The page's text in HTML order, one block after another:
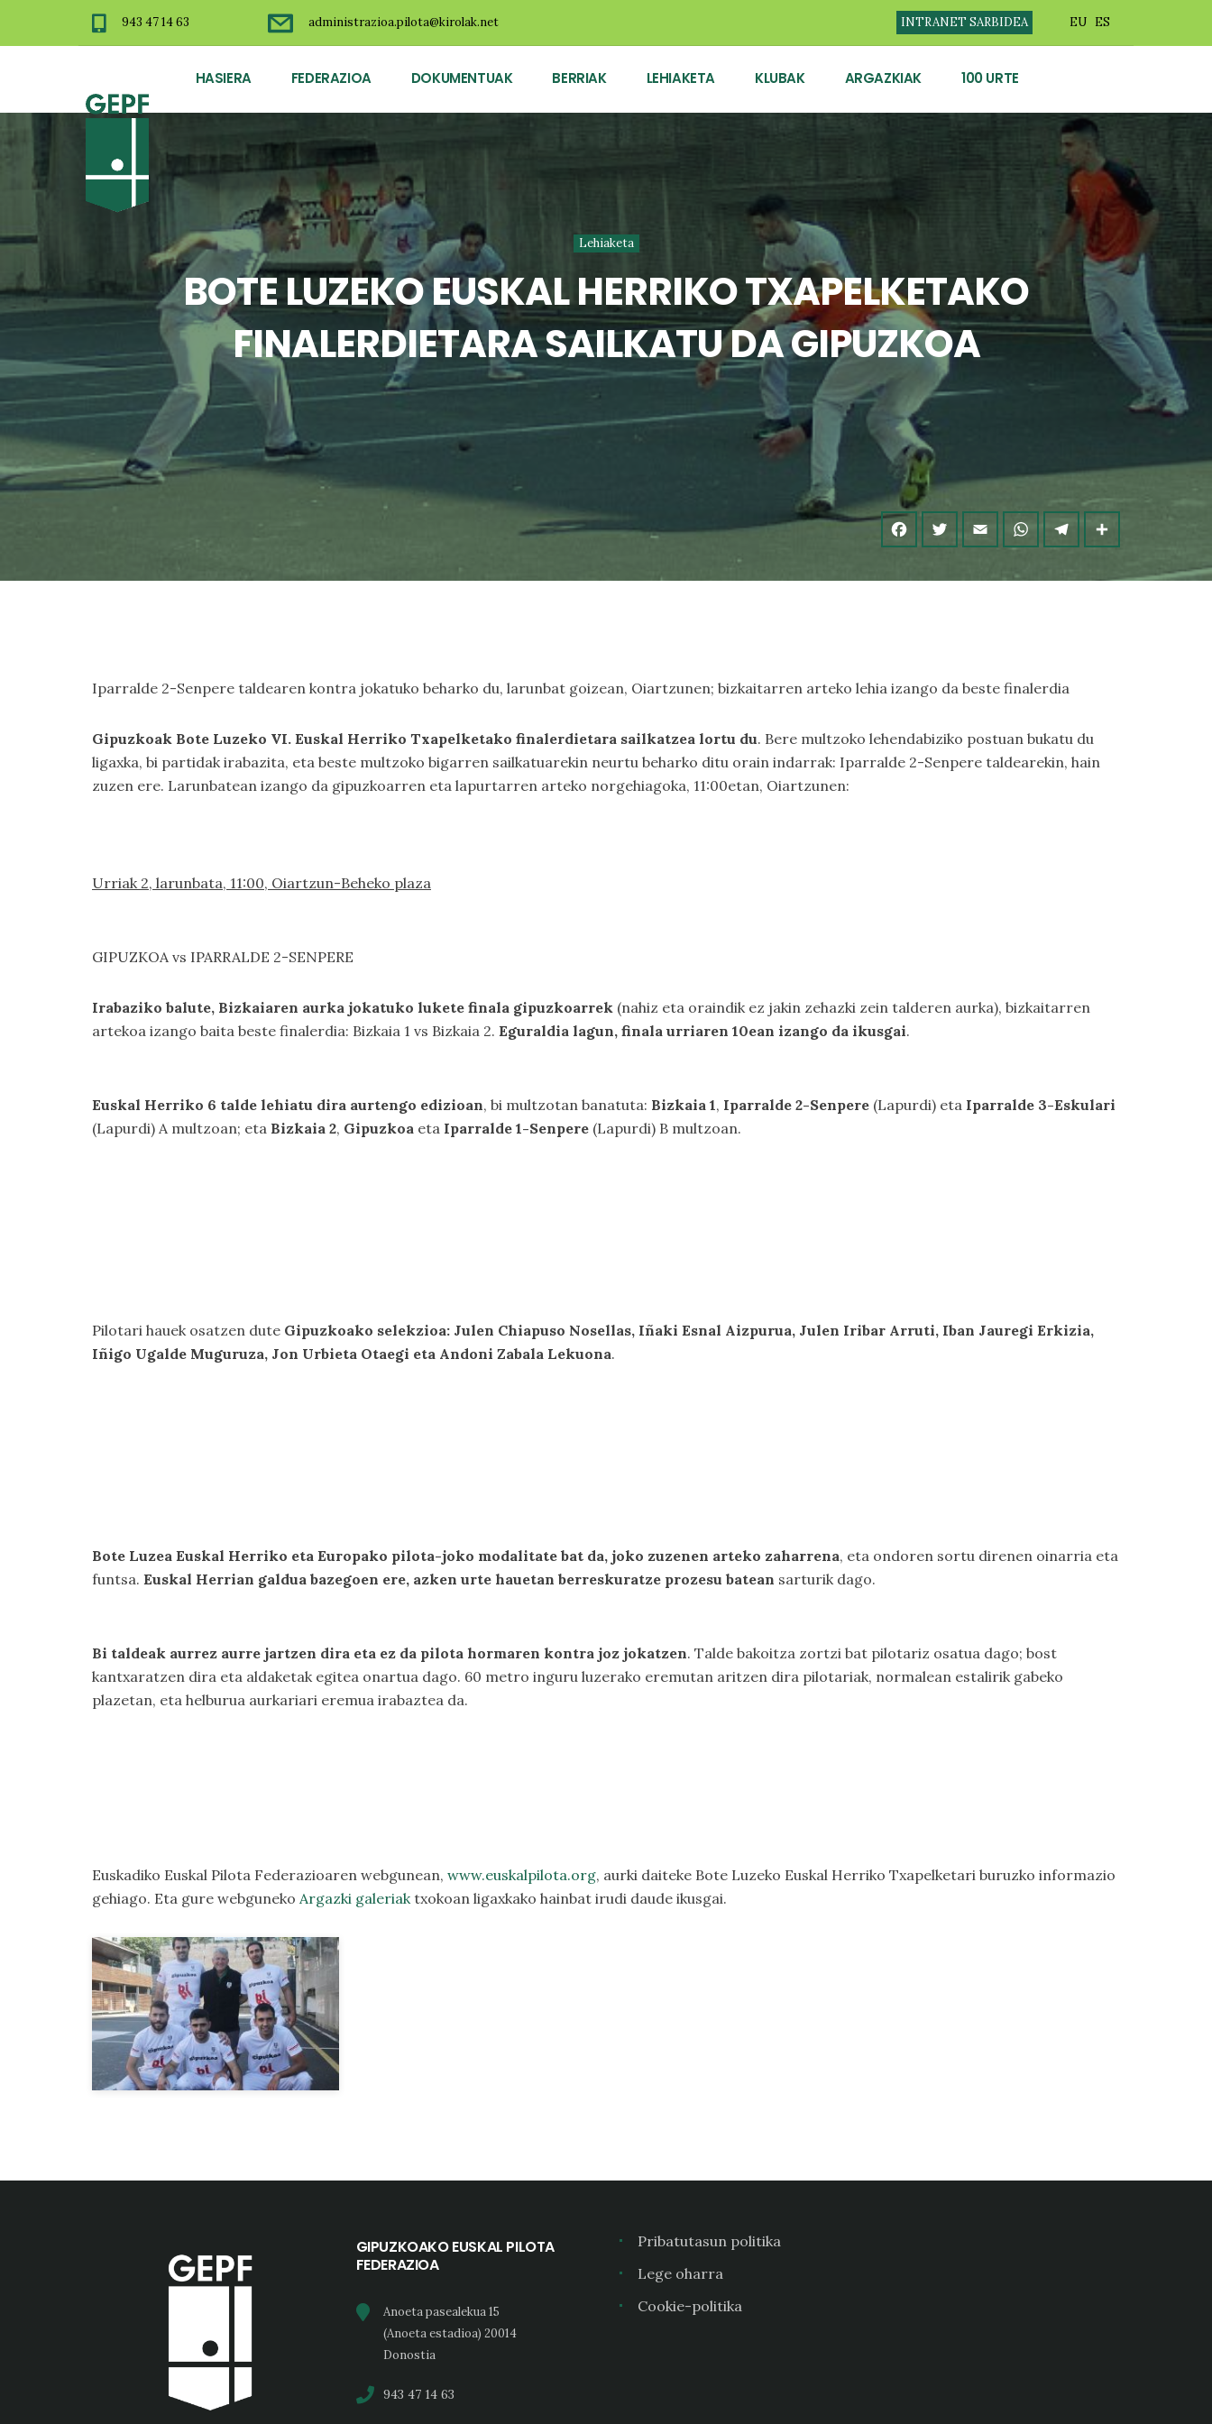
943 47 14 63 administrazioa.pilota@kirolak.net INTRANET SARBIDEA EU ES
HASIERA FEDERAZIOA DOKUMENTUAK BERRIAK LEHIAKETA KLUBAK ARGAZKIAK 100 URTE
Lehiaketa
BOTE LUZEKO EUSKAL HERRIKO TXAPELKETAKO
FINALERDIETARA SAILKATU DA GIPUZKOA
Iparralde 2-Senpere taldearen kontra jokatuko beharko du, larunbat goizean, Oiartzunen; bizkaitarren arteko lehia izango da beste finalerdia
Gipuzkoak Bote Luzeko VI. Euskal Herriko Txapelketako finalerdietara sailkatzea lortu du. Bere multzoko lehendabiziko postuan bukatu du
ligaxka, bi partidak irabazita, eta beste multzoko bigarren sailkatuarekin neurtu beharko ditu orain indarrak: Iparralde 2-Senpere taldearekin, hain
zuzen ere. Larunbatean izango da gipuzkoarren eta lapurtarren arteko norgehiagoka, 11:00etan, Oiartzunen:
Urriak 2, larunbata, 11:00, Oiartzun-Beheko plaza
GIPUZKOA vs IPARRALDE 2-SENPERE
Irabaziko balute, Bizkaiaren aurka jokatuko lukete finala gipuzkoarrek (nahiz eta oraindik ez jakin zehazki zein talderen aurka), bizkaitarren
artekoa izango baita beste finalerdia: Bizkaia 1 vs Bizkaia 2. Eguraldia lagun, finala urriaren 10ean izango da ikusgai.
Euskal Herriko 6 talde lehiatu dira aurtengo edizioan, bi multzotan banatuta: Bizkaia 1, Iparralde 2-Senpere (Lapurdi) eta Iparralde 3-Eskulari
(Lapurdi) A multzoan; eta Bizkaia 2, Gipuzkoa eta Iparralde 1-Senpere (Lapurdi) B multzoan.
Pilotari hauek osatzen dute Gipuzkoako selekzioa: Julen Chiapuso Nosellas, Iñaki Esnal Aizpurua, Julen Iribar Arruti, Iban Jauregi Erkizia,
Iñigo Ugalde Muguruza, Jon Urbieta Otaegi eta Andoni Zabala Lekuona.
Bote Luzea Euskal Herriko eta Europako pilota-joko modalitate bat da, joko zuzenen arteko zaharrena, eta ondoren sortu direnen oinarria eta
funtsa. Euskal Herrian galdua bazegoen ere, azken urte hauetan berreskuratze prozesu batean sarturik dago.
Bi taldeak aurrez aurre jartzen dira eta ez da pilota hormaren kontra joz jokatzen. Talde bakoitza zortzi bat pilotariz osatua dago; bost
kantxaratzen dira eta aldaketak egitea onartua dago. 60 metro inguru luzerako eremutan aritzen dira pilotariak, normalean estalirik gabeko
plazetan, eta helburua aurkariari eremua irabaztea da.
Euskadiko Euskal Pilota Federazioaren webgunean, www.euskalpilota.org, aurki daiteke Bote Luzeko Euskal Herriko Txapelketari buruzko informazio
gehiago. Eta gure webguneko Argazki galeriak txokoan ligaxkako hainbat irudi daude ikusgai.
GIPUZKOAKO EUSKAL PILOTA
FEDERAZIOA
Anoeta pasealekua 15
(Anoeta estadioa) 20014
Donostia
943 47 14 63
Pribatutasun politika
Lege oharra
Cookie-politika